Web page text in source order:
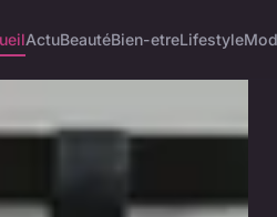
ActuBeautéBien-etreLifestyle